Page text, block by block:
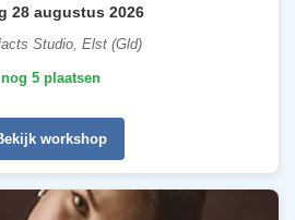
28 augustus 2026
Studio, Elst (Gld)
nog 5 plaatsen
workshop